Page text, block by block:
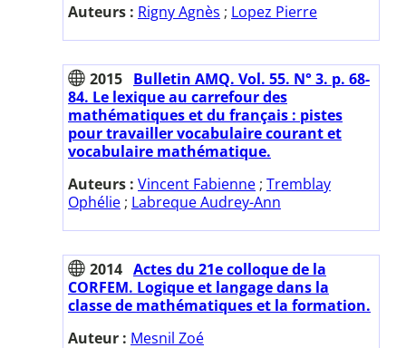
Auteurs : Rigny Agnès ; Lopez Pierre
2015 Bulletin AMQ. Vol. 55. N° 3. p. 68-
84. Le lexique au carrefour des
mathématiques et du français : pistes
pour travailler vocabulaire courant et
vocabulaire mathématique.
Auteurs : Vincent Fabienne ; Tremblay
Ophélie ; Labreque Audrey-Ann
2014 Actes du 21e colloque de la
CORFEM. Logique et langage dans la
classe de mathématiques et la formation.
Auteur : Mesnil Zoé